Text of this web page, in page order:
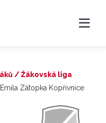
/ Žákovská liga
Zátopka Kopřivnice